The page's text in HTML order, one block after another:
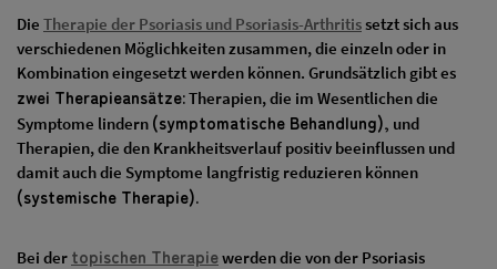
Die Therapie der Psoriasis und Psoriasis-Arthritissetzt sich aus
verschiedenen Möglichkeiten zusammen, die einzeln oder in
Kombination eingesetzt werden können. Grundsätzlich gibt es
zwei Therapieansätze:Therapien, die im Wesentlichen die
Symptome lindern (symptomatische Behandlung), und
Therapien, die den Krankheitsverlauf positiv beeinflussen und
damit auch die Symptome langfristig reduzieren können
(systemische Therapie).
Bei der topischen Therapiewerden die von der Psoriasis